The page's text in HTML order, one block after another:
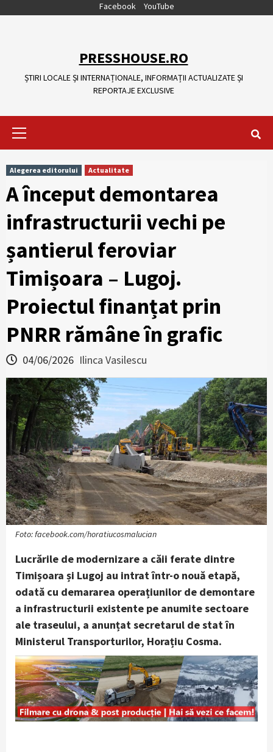
Facebook YouTube
PRESSHOUSE.RO
ȘTIRI LOCALE ȘI INTERNAȚIONALE, INFORMAȚII ACTUALIZATE ȘI
REPORTAJE EXCLUSIVE
Alegerea editorului Actualitate
A început demontarea
infrastructurii vechi pe
șantierul feroviar
Timișoara – Lugoj.
Proiectul finanțat prin
PNRR rămâne în grafic
04/06/2026 Ilinca Vasilescu
Foto: facebook.com/horatiucosmalucian
Lucrările de modernizare a căii ferate dintre
Timișoara și Lugoj au intrat într-o nouă etapă,
odată cu demararea operațiunilor de demontare
a infrastructurii existente pe anumite sectoare
ale traseului, a anunțat secretarul de stat în
Ministerul Transporturilor, Horațiu Cosma.